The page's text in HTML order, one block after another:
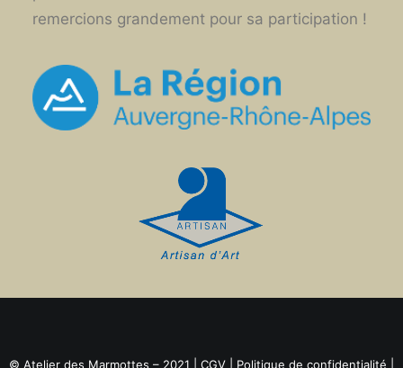
remercions grandement pour sa participation !
© Atelier des Marmottes – 2021 | CGV Politique de confidentialité